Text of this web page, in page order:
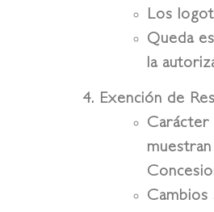
Los
Queda
la
4. Exención de
Carácter
Cambios